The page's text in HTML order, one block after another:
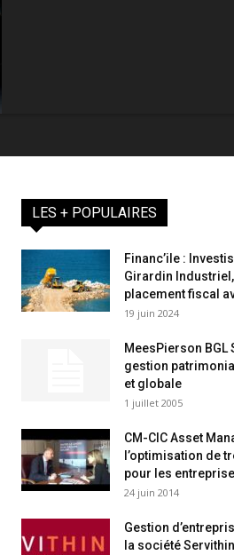
LES + POPULAIRES
Financ’ile :
Girardin
placement fiscal
19 juin 2024
MeesPierson BGL
gestion
et globale
1 juillet 2005
CM-CIC Asset
l’optimisation de
pour les
24 juin 2014
Gestion
la société